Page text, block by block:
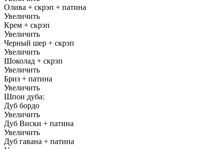
Олива + скрэп + патина
Увеличить
Крем + скрэп
Увеличить
Черный шер + скрэп
Увеличить
Шоколад + скрэп
Увеличить
Бриз + патина
Увеличить
Шпон дуба:
Дуб бордо
Увеличить
Дуб Виски + патина
Увеличить
Дуб гавана + патина